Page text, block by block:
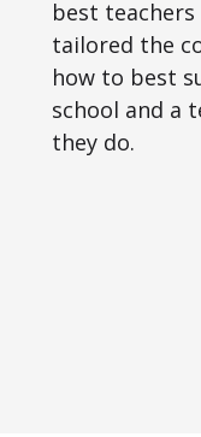
best teachers
tailored the
how to best
school and a
they do.